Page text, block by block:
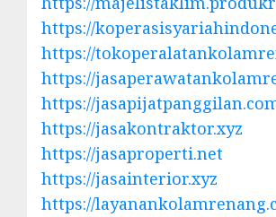
https://
https://
https://
https://
https://jasakontraktor.xyz
https://jasaproperti.net
https://jasainterior.xyz
https://